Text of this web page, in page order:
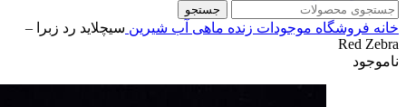
جستجو
خانه فروشگاه موجودات زنده ماهی آب شیرین سیچلاید رد زبرا –
Red Zebra
ناموجود